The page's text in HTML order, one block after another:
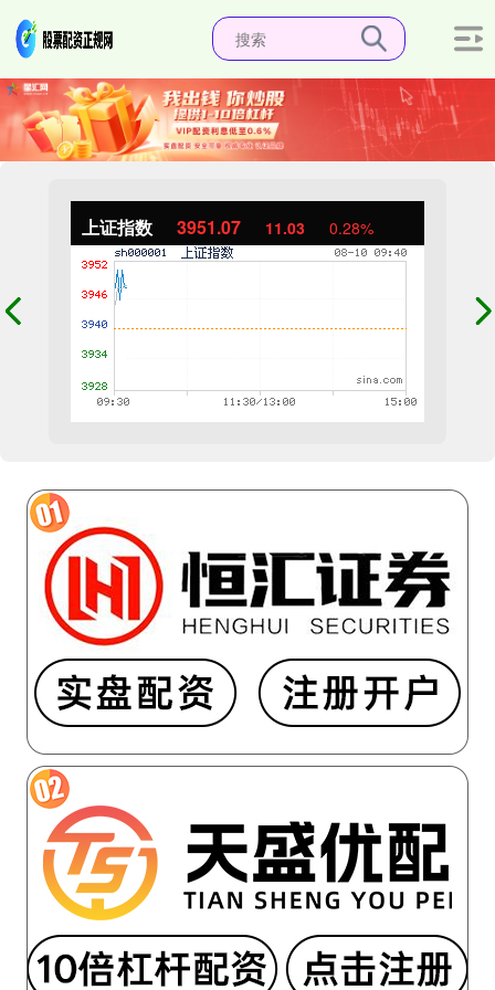
上证指数 3951.04 11.01 0.28%